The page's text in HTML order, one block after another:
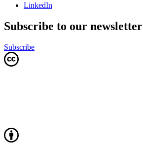
LinkedIn
Subscribe to our newsletter
Subscribe